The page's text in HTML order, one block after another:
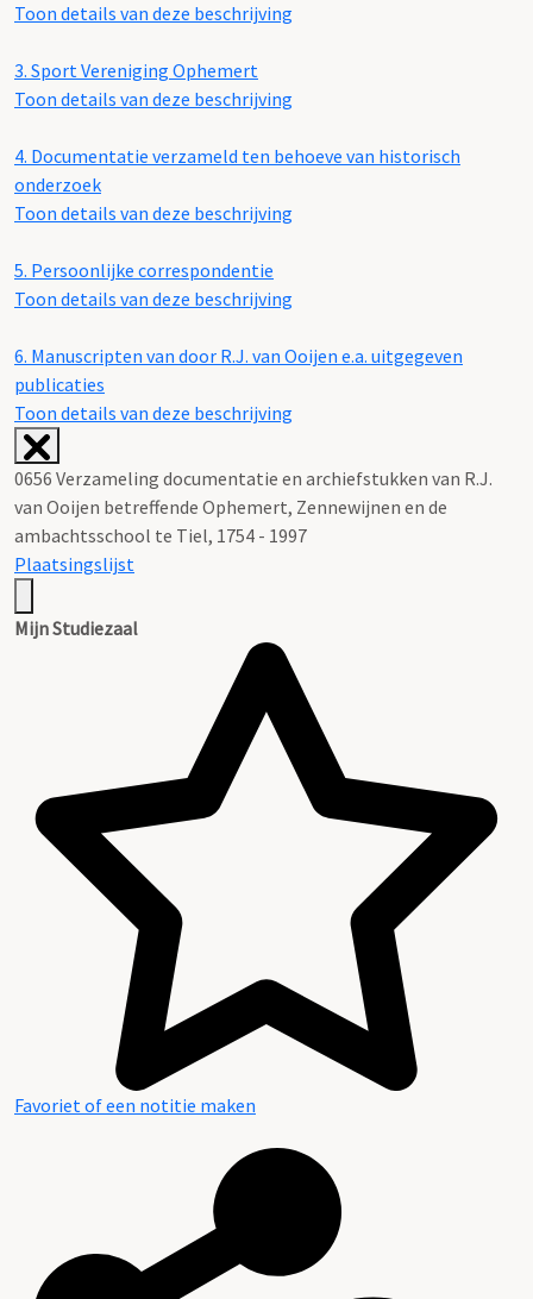
Toon details van deze beschrijving
3. Sport Vereniging Ophemert
Toon details van deze beschrijving
4. Documentatie verzameld ten behoeve van historisch
onderzoek
Toon details van deze beschrijving
5. Persoonlijke correspondentie
Toon details van deze beschrijving
6. Manuscripten van door R.J. van Ooijen e.a. uitgegeven
publicaties
Toon details van deze beschrijving
0656 Verzameling documentatie en archiefstukken van R.J.
van Ooijen betreffende Ophemert, Zennewijnen en de
ambachtsschool te Tiel, 1754 - 1997
Plaatsingslijst
Mijn Studiezaal
Favoriet of een notitie maken